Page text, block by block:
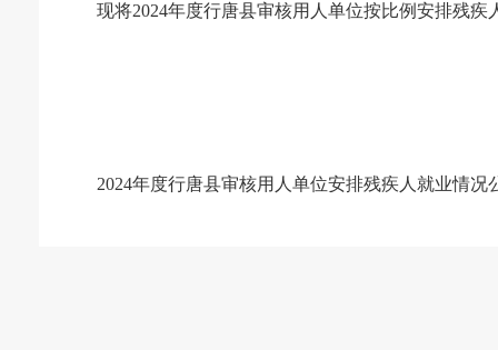
现将2024年度行唐县审核用人单位按比例安排残
2024年度行唐县审核用人单位安排残疾人就业情况